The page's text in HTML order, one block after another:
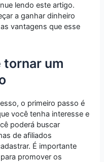
lendo este artigo.
a ganhar dinheiro
vantagens que esse
tornar um
o primeiro passo é
você tenha interesse e
poderá buscar
de afiliados
É importante
promover os